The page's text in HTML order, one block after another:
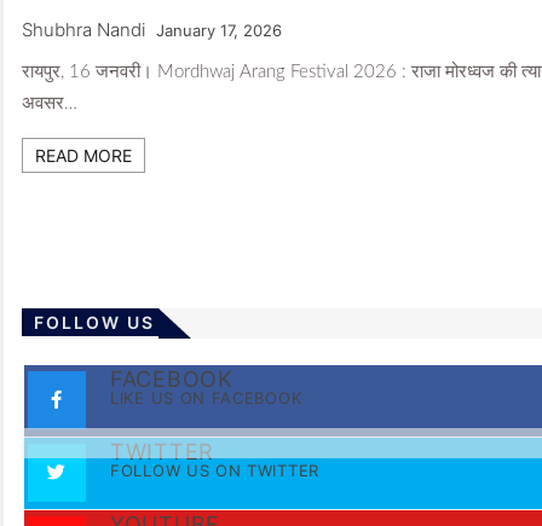
Shubhra Nandi January 17, 2026
रायपुर, 16 जनवरी। Mordhwaj Arang Festival 2026 : राजा मोरध्वज की
अवसर…
READ MORE
FOLLOW US
FACEBOOK
LIKE US ON FACEBOOK
TWITTER
FOLLOW US ON TWITTER